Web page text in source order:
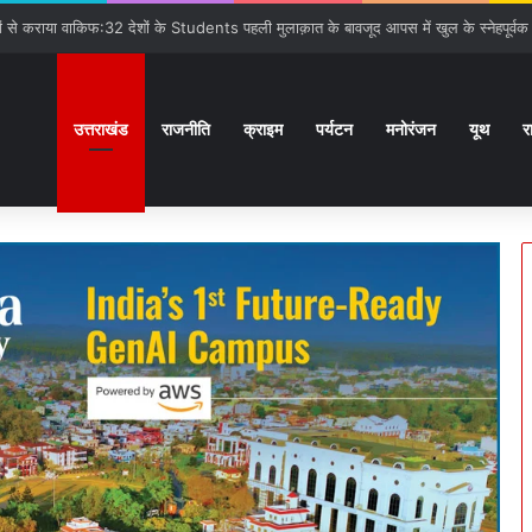
रेलवे स्टेशन पर रुकेगी अछनेरा-टनकपुर Express
उत्तराखंड राजनीति क्राइम पर्यटन मनोरंजन यूथ